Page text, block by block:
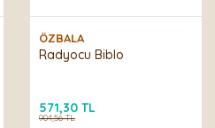
ÖZBALA
Radyocu Biblo
571,30 TL
904,56 TL